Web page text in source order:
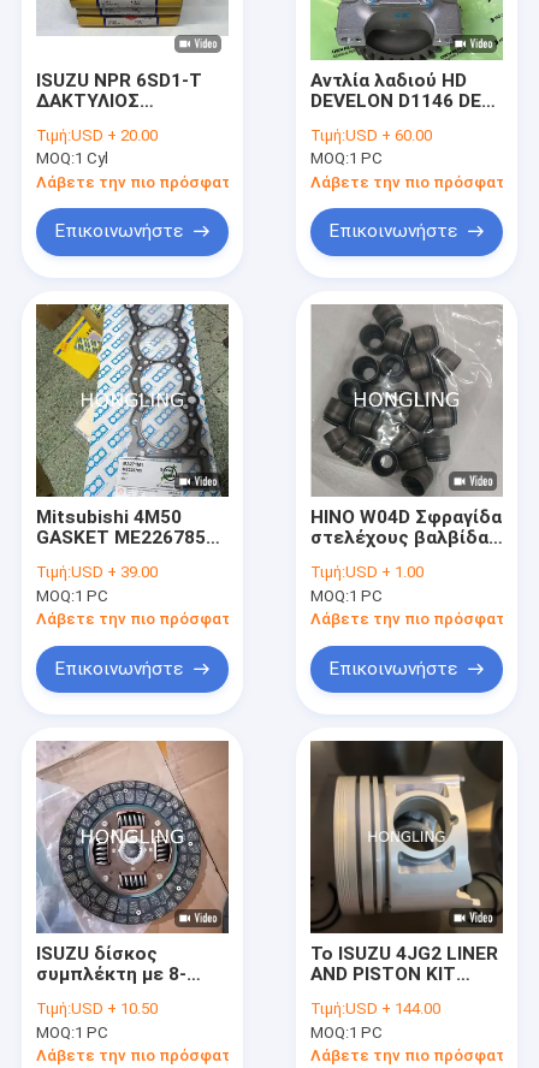
Προϊόντα
Περίπου εμείς
Γύρος εργοστασίων
Ποιοτικός έλεγχος
Ζητήστε ένα απόσπασμα
ISUZU NPR 6SD1-T
ΔΑΚΤΥΛΙΟΣ
YDI10194ZZ 1-12121-
119-2 120mm
Τιμή:USD + 20.00
MOQ:1 Cyl
Λάβετε την πιο πρόσφατη τιμή
Επικοινωνήστε
Αντλία λαδιού HD
DEVELON D1146 DE08
Τιμή:USD + 60.00
MOQ:1 PC
Λάβετε την πιο πρόσφατη
Επικοινωνήστε
Mitsubishi 4M50
GASKET ME226785
Τιμή:USD + 39.00
MOQ:1 PC
Λάβετε την πιο πρόσφατη τιμή
Επικοινωνήστε
HINO W04D Σφραγίδα
στελέχους βαλβίδας
Τιμή:USD + 1.00
MOQ:1 PC
Λάβετε την πιο πρόσφατη
Επικοινωνήστε
ISUZU δίσκος
συμπλέκτη με 8-
Διαμέτρου: 240 mm
9,5 ίντσες, 24 δόντια
Τιμή:USD + 10.50
MOQ:1 PC
Λάβετε την πιο πρόσφατη τιμή
Το ISUZU 4JG2 LINER
AND PISTON KIT
8971766180
8971479840
Τιμή:USD + 144.00
MOQ:1 PC
Λάβετε την πιο πρόσφατη